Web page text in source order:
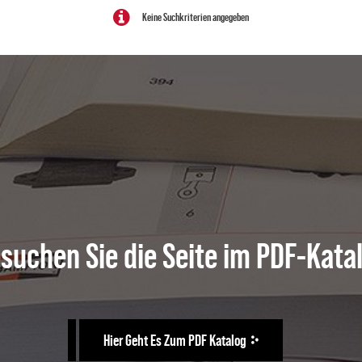
Keine Suchkriterien angegeben
Sie die Seite im PDF-
Hier Geht Es Zum PDF Katalog